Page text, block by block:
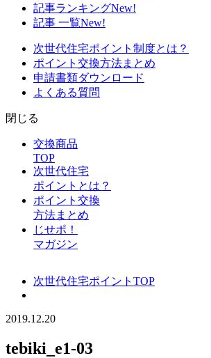
記事ランキングNew!
記事 一覧New!
次世代住宅ポイント制度とは？
ポイント交換方法まとめ
申請書類ダウンロード
よくある質問
閉じる
交換商品
TOP
次世代住宅
ポイントとは？
ポイント交換
方法まとめ
じせポ！
マガジン
次世代住宅ポイントTOP
2019.12.20
tebiki_e1-03